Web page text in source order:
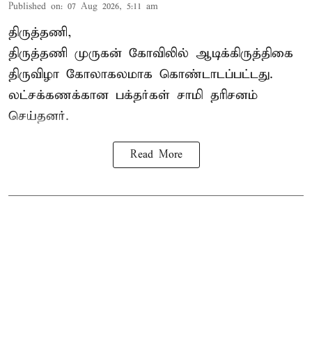
Published on: 07 Aug 2026, 5:11 am
திருத்தணி,
திருத்தணி முருகன் கோவிலில் ஆடிக்கிருத்திகை
திருவிழா கோலாகலமாக கொண்டாடப்பட்டது.
லட்சக்கணக்கான பக்தர்கள் சாமி தரிசனம்
செய்தனர்.
Read More